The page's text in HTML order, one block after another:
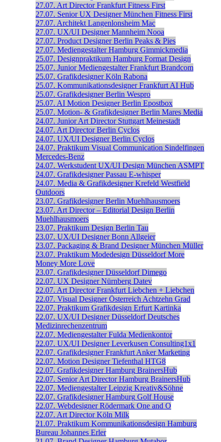
27.07. Art Director Frankfurt Fitness First
27.07. Senior UX Designer München Fitness First
27.07. Architekt Langenlonsheim Mac
27.07. UX/UI Designer Mannheim Nooa
27.07. Product Designer Berlin Peaks & Pies
27.07. Mediengestalter Hamburg Gimmickmedia
25.07. Designpraktikum Hamburg Format Design
25.07. Junior Mediengestalter Frankfurt Brandcom
25.07. Grafikdesigner Köln Rabona
25.07. Kommunikationsdesigner Frankfurt AI Hub
25.07. Grafikdesigner Berlin Wespro
25.07. AI Motion Designer Berlin Epostbox
25.07. Motion- & Grafikdesigner Berlin Mares Media
24.07. Junior Art Director Stuttgart Meinestadt
24.07. Art Director Berlin Cyclos
24.07. UX/UI Designer Berlin Cyclos
24.07. Praktikum Visual Communication Sindelfingen
Mercedes-Benz
24.07. Werkstudent UX/UI Design München ASMPT
24.07. Grafikdesigner Passau E-whisper
24.07. Media & Grafikdesigner Krefeld Westfield
Outdoors
23.07. Grafikdesigner Berlin Muehlhausmoers
23.07. Art Director – Editorial Design Berlin
Muehlhausmoers
23.07. Praktikum Design Berlin Tau
23.07. UX/UI Designer Bonn Allgeier
23.07. Packaging & Brand Designer München Müller
23.07. Praktikum Modedesign Düsseldorf More
Money More Love
23.07. Grafikdesigner Düsseldorf Dimego
22.07. UX Designer Nürnberg Datev
22.07. Art Director Frankfurt Liebchen + Liebchen
22.07. Visual Designer Österreich Achtzehn Grad
22.07. Praktikum Grafikdesign Erfurt Kartinka
22.07. UX/UI Designer Düsseldorf Deutsches
Medizinrechenzentrum
22.07. Mediengestalter Fulda Medienkontor
22.07. UX/UI Designer Leverkusen Consulting1x1
22.07. Grafikdesigner Frankfurt Anker Marketing
22.07. Motion Designer Tiefenthal HTG8
22.07. Grafikdesigner Hamburg BrainersHub
22.07. Senior Art Director Hamburg BrainersHub
22.07. Mediengestalter Leipzig Kreativ&Söhne
22.07. Grafikdesigner Hamburg Golf House
22.07. Webdesigner Rödermark One and O
22.07. Art Director Köln Milk
21.07. Praktikum Kommunikationsdesign Hamburg
Bureau Johannes Erler